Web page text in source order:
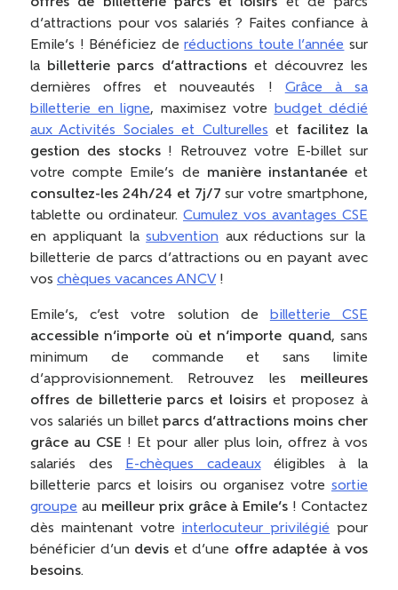
d’attractions pour vos salariés ? Faites confiance à
Emile’s ! Bénéficiez deréductions toute l’année sur
la
billetterie parcs d’attractionset découvrez les
dernières offres et nouveautés ! Grâce à sa
billetterie en ligne, maximisez votre
budget dédié
aux Activités Sociales et Culturelles et facilitez la
gestion des stocks! Retrouvez votre E-billet sur
votre compte Emile’s de manière instantanéeet
consultez-les 24h/24 et 7j/7 sur votre smartphone,
tablette ou ordinateur. Cumulez vos avantages CSE
en appliquant lasubvention aux réductions sur la
billetterie de parcs d’attractions ou en payant avec
vos chèques vacances ANCV !
Emile’s, c’est votre solution de
billetterie CSE
accessible n’importe où et n’importe quand, sans
minimum de commande et sans limite
d’approvisionnement. Retrouvez les meilleures
offres de billetterie parcs et loisirset proposez à
vos salariés un billetparcs d’attractions moins cher
grâce au CSE ! Et pour aller plus loin, offrez à vos
salariés des
E-chèques cadeauxéligibles à la
billetterie parcs et loisirs ou organisez votre sortie
groupe au meilleur prix grâce à Emile’s ! Contactez
dès maintenant votre interlocuteur privilégié pour
bénéficier d’un devis et d’une offre adaptée à vos
besoins.